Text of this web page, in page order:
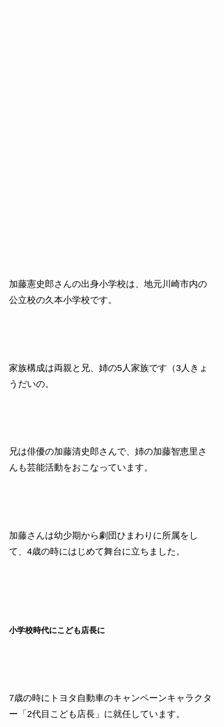
加藤憲史郎さんの出身小学校は、地元川崎市内の
公立校の久本小学校です。
家族構成は両親と兄、姉の5人家族です（3人きょ
うだいの。
兄は俳優の加藤清史郎さんで、姉の加藤智恵里さ
んも芸能活動をおこなっています。
加藤さんは幼少期から劇団ひまわりに所属をし
て、4歳の時にはじめて舞台に立ちました。
小学校時代にこども店長に
7歳の時にトヨタ自動車のキャンペーンキャラクタ
ー「2代目こども店長」に就任しています。